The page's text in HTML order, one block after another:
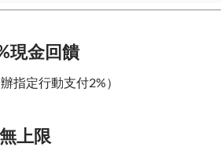
現金回饋
指定行動支付2%）
上限